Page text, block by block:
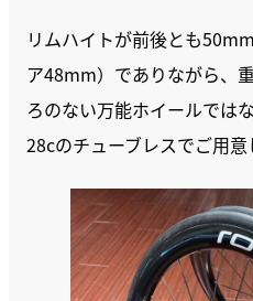
リムハイトが前後とも
ア48mm）でありながら、
ろのない万能ホイールでは
28cのチューブレスでご用意